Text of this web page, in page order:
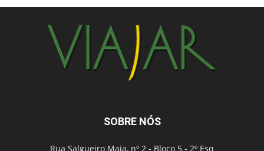
SOBRE NÓS
Rua Salgueiro Maia, nº 2 - Bloco 5 - 2º Esq